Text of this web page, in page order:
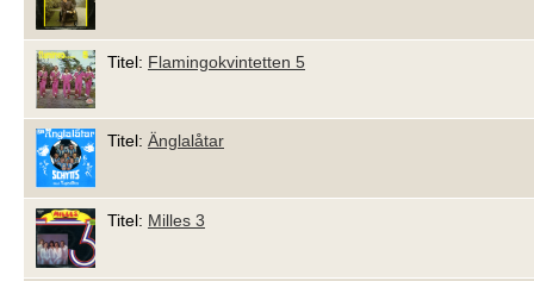
Titel: Flamingokvintetten 5
Titel: Änglalåtar
Titel: Milles 3